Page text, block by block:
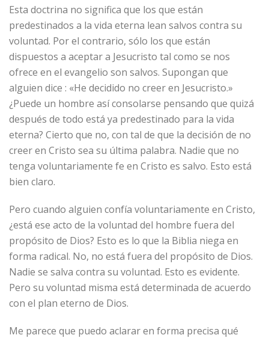
Esta doctrina no significa que los que están
predestinados a la vida eterna lean salvos contra su
voluntad. Por el contrario, sólo los que están
dispuestos a aceptar a Jesucristo tal como se nos
ofrece en el evangelio son salvos. Supongan que
alguien dice : «He decidido no creer en Jesucristo.»
¿Puede un hombre así consolarse pensando que quizá
después de todo está ya predestinado para la vida
eterna? Cierto que no, con tal de que la decisión de no
creer en Cristo sea su última palabra. Nadie que no
tenga voluntariamente fe en Cristo es salvo. Esto está
bien claro.
Pero cuando alguien confía voluntariamente en Cristo,
¿está ese acto de la voluntad del hombre fuera del
propósito de Dios? Esto es lo que la Biblia niega en
forma radical. No, no está fuera del propósito de Dios.
Nadie se salva contra su voluntad. Esto es evidente.
Pero su voluntad misma está determinada de acuerdo
con el plan eterno de Dios.
Me parece que puedo aclarar en forma precisa qué